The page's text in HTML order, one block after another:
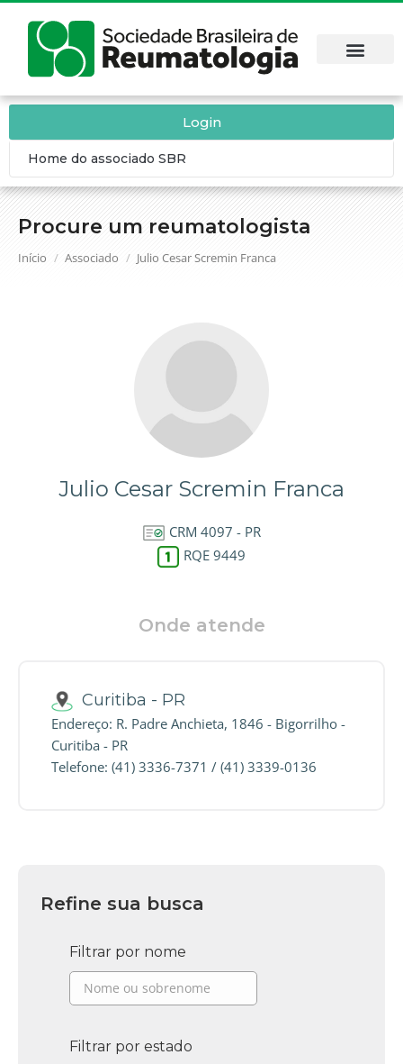
Procure um reumatologista
Você está aqui:
Início Associado Julio Cesar Scremin Franca
Login
Home do associado SBR
Julio Cesar Scremin Franca
CRM 4097 - PR
RQE 9449
Onde atende
Curitiba - PR
Endereço: R. Padre Anchieta, 1846 - Bigorrilho -
Curitiba - PR
Telefone: (41) 3336-7371 / (41) 3339-0136
Refine sua busca
Filtrar por nome
Filtrar por estado